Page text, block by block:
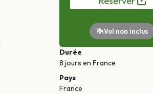
Vol non inclus
Durée
8 jours en France
Pays
France